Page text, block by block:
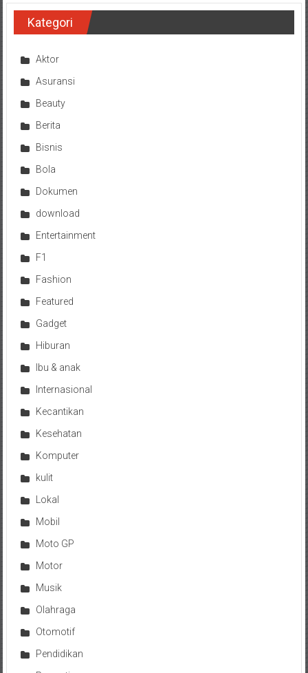
Kategori
Aktor
Asuransi
Beauty
Berita
Bisnis
Bola
Dokumen
download
Entertainment
F1
Fashion
Featured
Gadget
Hiburan
Ibu & anak
Internasional
Kecantikan
Kesehatan
Komputer
kulit
Lokal
Mobil
Moto GP
Motor
Musik
Olahraga
Otomotif
Pendidikan